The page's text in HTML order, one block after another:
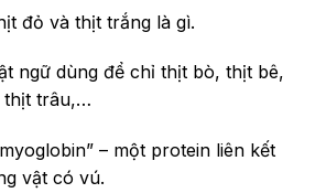
đỏ và thịt trắng là gì.
ngữ dùng để chỉ thịt bò, thịt bê,
thịt trâu,…
– một protein liên kết
vật có vú.